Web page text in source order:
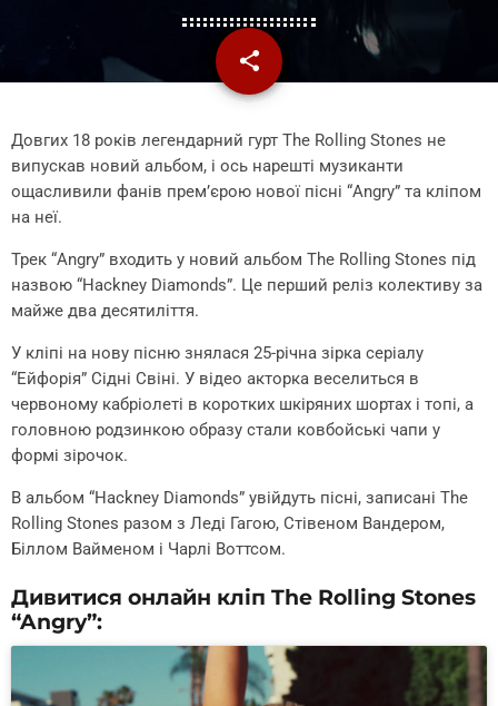
share
email
Довгих 18 років легендарний гурт The Rolling Stones не
випускав новий альбом, і ось нарешті музиканти
ощасливили фанів прем’єрою нової пісні “Angry” та кліпом
на неї.
Трек “Angry” входить у новий альбом The Rolling Stones під
назвою “Hackney Diamonds”. Це перший реліз колективу за
майже два десятиліття.
У кліпі на нову пісню знялася 25-річна зірка серіалу
“Ейфорія” Сідні Свіні. У відео акторка веселиться в
червоному кабріолеті в коротких шкіряних шортах і топі, а
головною родзинкою образу стали ковбойські чапи у
формі зірочок.
В альбом “Hackney Diamonds” увійдуть пісні, записані The
Rolling Stones разом з Леді Гагою, Стівеном Вандером,
Біллом Вайменом і Чарлі Воттсом.
Дивитися онлайн кліп The Rolling Stones
“Angry”: